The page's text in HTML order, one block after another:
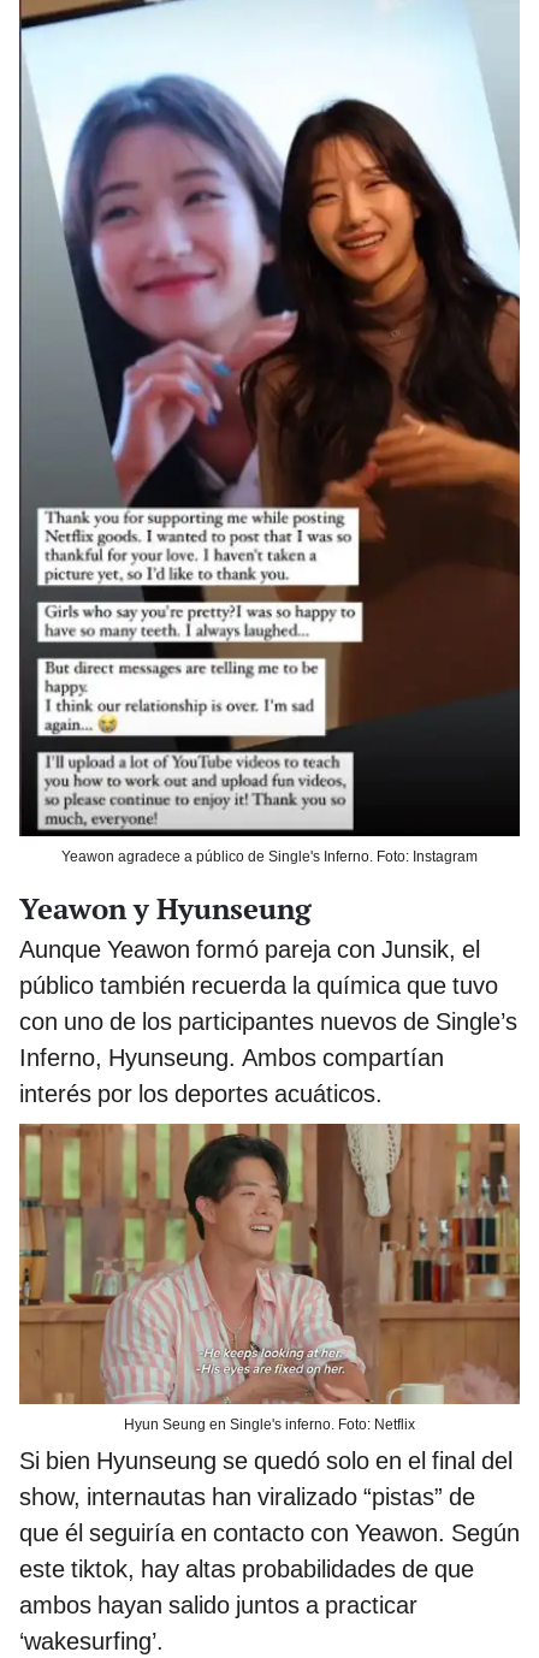
Yeawon agradece a público de Single's Inferno. Foto: Instagram
Yeawon y Hyunseung
Aunque Yeawon formó pareja con Junsik, el
público también recuerda la química que tuvo
con uno de los participantes nuevos de Single’s
Inferno, Hyunseung. Ambos compartían
interés por los deportes acuáticos.
Hyun Seung en Single's inferno. Foto: Netflix
Si bien Hyunseung se quedó solo en el final del
show, internautas han viralizado “pistas” de
que él seguiría en contacto con Yeawon. Según
este tiktok, hay altas probabilidades de que
ambos hayan salido juntos a practicar
‘wakesurfing’.